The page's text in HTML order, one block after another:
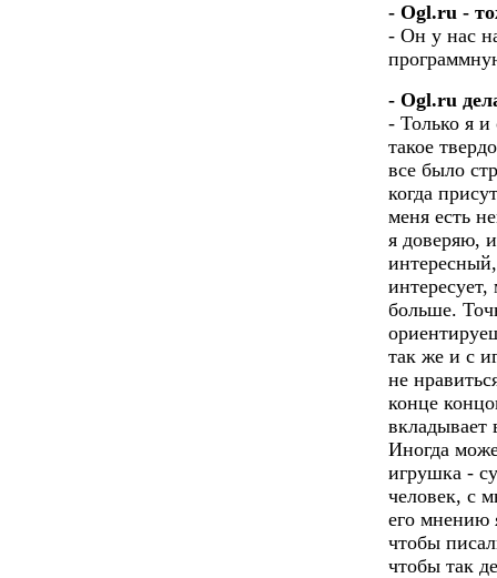
- Ogl.ru -
- Он у нас
- Ogl.ru
- Только я
такое
все было
когда
меня есть
я доверяю,
больше.
так же и с
не
конце
вкладывает
Иногда
игрушка -
человек, с
его мнению
чтобы
чтобы так